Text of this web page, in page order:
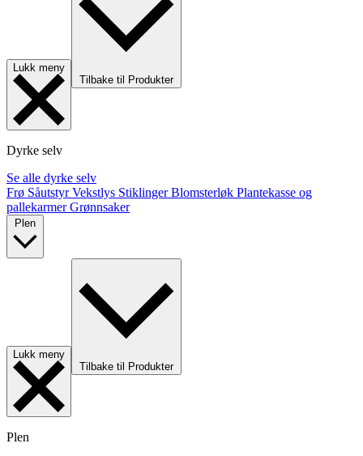
Lukk meny
Tilbake til Produkter
Dyrke selv
Se alle dyrke selv
Frø SåutstyrVekstlys StiklingerBlomsterløk Plantekasse og
pallekarmerGrønnsaker
Lukk meny
Tilbake til Produkter
Plen